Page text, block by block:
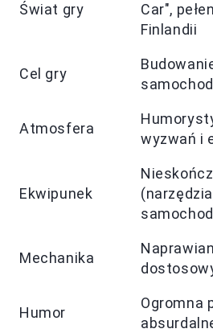
Świat gry
Car",
Finlandii
Cel gry
Atmosfera
wyzwań i
Ekwipunek
Mechanika
Humor
Ogromna